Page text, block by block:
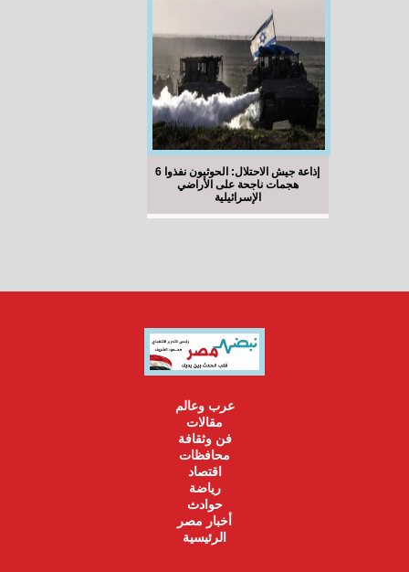
إذاعة جيش الاحتلال: الحوثيون نفذوا 6
هجمات ناجحة على الأراضي
الإسرائيلية
عرب وعالم
مقالات
فن وثقافة
محافظات
اقتصاد
رياضة
حوادث
أخبار مصر
الرئيسية